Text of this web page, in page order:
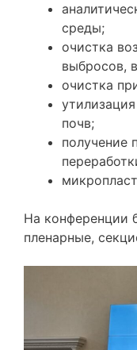
среды;
очистка
выбросов,
очистка
почв;
получение
На конференции
пленарные,